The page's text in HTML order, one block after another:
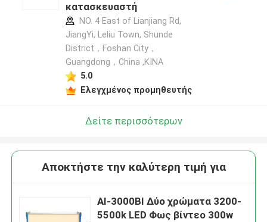
κατασκευαστή
NO. 4 East of Lianjiang Rd,
JiangYi, Leliu Town, Shunde
District，Foshan City，
Guangdong，China ,ΚΙΝΑ
5.0
Ελεγχμένος προμηθευτής
Δείτε περισσότερων
Αποκτήστε την καλύτερη τιμή για
AI-3000BI Δύο χρώματα 3200-
5500k LED Φως βίντεο 300w